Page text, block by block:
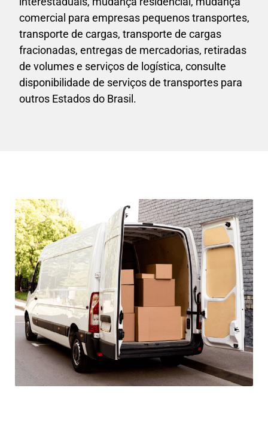
comercial para empresas pequenos transportes,
transporte de cargas, transporte de cargas
fracionadas, entregas de mercadorias, retiradas
de volumes e serviços de logística, consulte
disponibilidade de serviços de transportes para
outros Estados do Brasil.